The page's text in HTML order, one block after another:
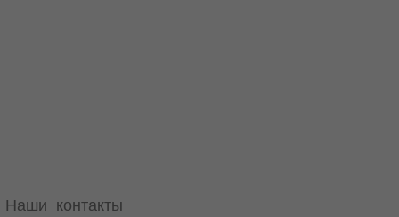
Наши контакты